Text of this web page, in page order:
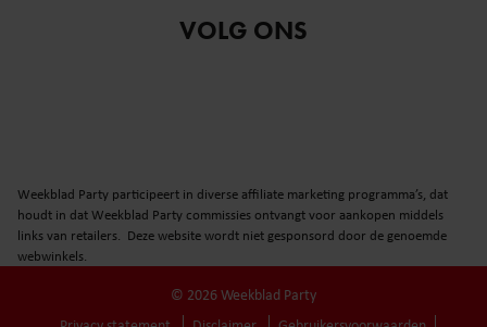
VOLG ONS
Weekblad Party participeert in diverse affiliate marketing programma’s, dat
houdt in dat Weekblad Party commissies ontvangt voor aankopen middels
links van retailers. Deze website wordt niet gesponsord door de genoemde
webwinkels.
© 2026 Weekblad Party